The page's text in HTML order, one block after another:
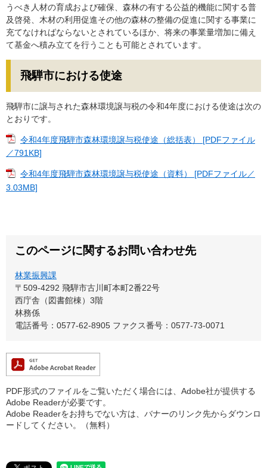
うべき人材の育成および確保、森林の有する公益的機能に関する普
及啓発、木材の利用促進その他の森林の整備の促進に関する事業に
充てなければならないとされているほか、将来の事業量増加に備え
て基金へ積み立てを行うことも可能とされています。
飛騨市における使途
飛騨市に譲与された森林環境譲与税の令和4年度における使途は次の
とおりです。
令和4年度飛騨市森林環境譲与税使途（総括表） [PDFファイル
／791KB]
令和4年度飛騨市森林環境譲与税使途（資料） [PDFファイル／
3.03MB]
このページに関するお問い合わせ先
林業振興課
〒509-4292 飛騨市古川町本町2番22号
西庁舎（図書館棟）3階
林務係
電話番号：0577-62-8905 ファクス番号：0577-73-0071
PDF形式のファイルをご覧いただく場合には、Adobe社が提供する
Adobe Readerが必要です。
Adobe Readerをお持ちでない方は、バナーのリンク先からダウンロ
ードしてください。（無料）